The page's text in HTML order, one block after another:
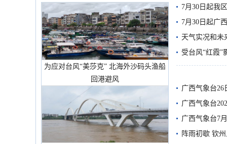
为应对台风“美莎克” 北海外沙码头渔船
回港避风
7月30日起我
7月30日起广
天气实况和未
受台风“红霞”
有较强降雨
广西气象台26
广西气象台
预警
广西气象台7
阵雨初歇 钦